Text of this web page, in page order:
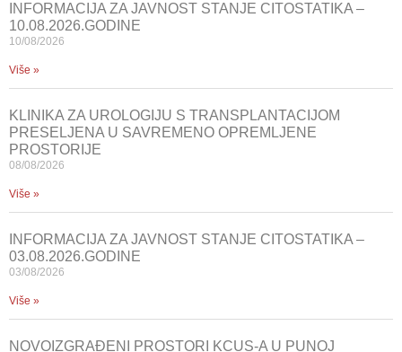
INFORMACIJA ZA JAVNOST STANJE CITOSTATIKA –
10.08.2026.GODINE
10/08/2026
Više »
KLINIKA ZA UROLOGIJU S TRANSPLANTACIJOM
PRESELJENA U SAVREMENO OPREMLJENE
PROSTORIJE
08/08/2026
Više »
INFORMACIJA ZA JAVNOST STANJE CITOSTATIKA –
03.08.2026.GODINE
03/08/2026
Više »
NOVOIZGRAĐENI PROSTORI KCUS-A U PUNOJ